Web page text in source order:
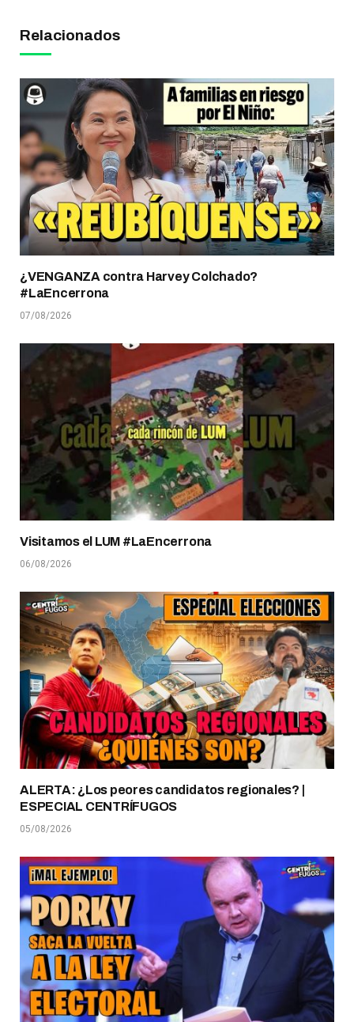
Relacionados
¿VENGANZA contra Harvey Colchado?
#LaEncerrona
07/08/2026
Visitamos el LUM #LaEncerrona
06/08/2026
ALERTA: ¿Los peores candidatos regionales? |
ESPECIAL CENTRÍFUGOS
05/08/2026